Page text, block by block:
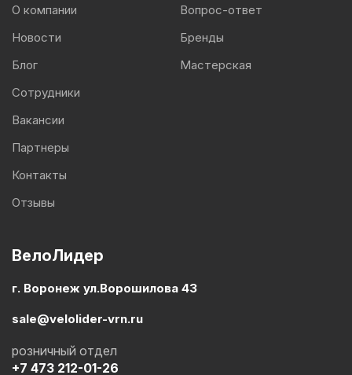
ВелоЛидер
г. Воронеж ул.Ворошилова 43
sale@velolider-vrn.ru
+7 473 212-01-26
розничный отдел
О компании
Новости
Блог
Сотрудники
Вакансии
Партнеры
Контакты
Отзывы
Вопрос-ответ
Бренды
Мастерская